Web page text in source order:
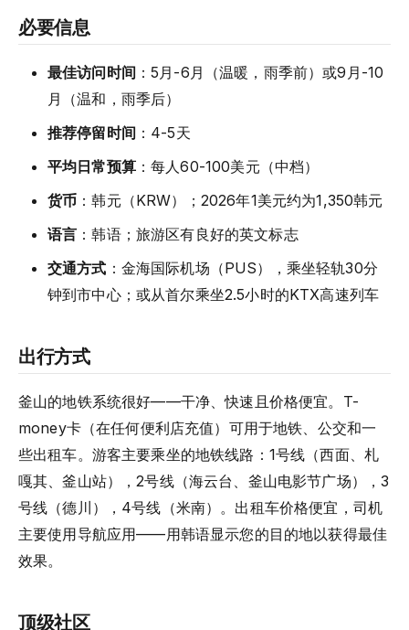
必要信息
最佳访问时间 ：5月-6月（温暖，雨季前）或9月-10
月（温和，雨季后）
推荐停留时间 ：4-5天
平均日常预算：每人60-100美元（中档）
货币 ：韩元（KRW）；2026年1美元约为1,350韩元
语言 ：韩语；旅游区有良好的英文标志
交通方式 ：金海国际机场（PUS），乘坐轻轨30分
钟到市中心；或从首尔乘坐2.5小时的KTX高速列车
出行方式
釜山的地铁系统很好——干净、快速且价格便宜。T-
money卡（在任何便利店充值）可用于地铁、公交和一
些出租车。游客主要乘坐的地铁线路：1号线（西面、札
嘎其、釜山站），2号线（海云台、釜山电影节广场），3
号线（德川），4号线（米南）。出租车价格便宜，司机
主要使用导航应用——用韩语显示您的目的地以获得最佳
效果。
顶级社区